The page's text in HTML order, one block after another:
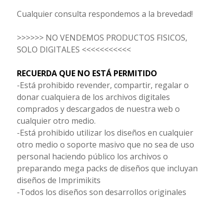
Cualquier consulta respondemos a la brevedad!
>>>>>> NO VENDEMOS PRODUCTOS FISICOS,
SOLO DIGITALES <<<<<<<<<<<
RECUERDA QUE NO ESTÁ PERMITIDO
-Está prohibido revender, compartir, regalar o
donar cualquiera de los archivos digitales
comprados y descargados de nuestra web o
cualquier otro medio.
-Está prohibido utilizar los diseños en cualquier
otro medio o soporte masivo que no sea de uso
personal haciendo público los archivos o
preparando mega packs de diseños que incluyan
diseños de Imprimikits
-Todos los diseños son desarrollos originales